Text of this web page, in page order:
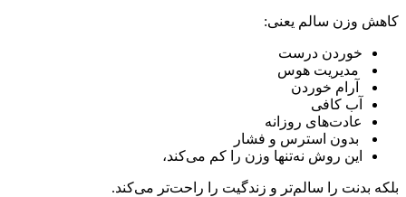
کاهش وزن سالم یعنی:
خوردن درست
مدیریت هوس
آرام خوردن
آب کافی
عادت‌های روزانه
بدون استرس و فشار
این روش نه‌تنها وزن را کم می‌کند،
بلکه بدنت را سالم‌تر و زندگیت را راحت‌تر می‌کند.